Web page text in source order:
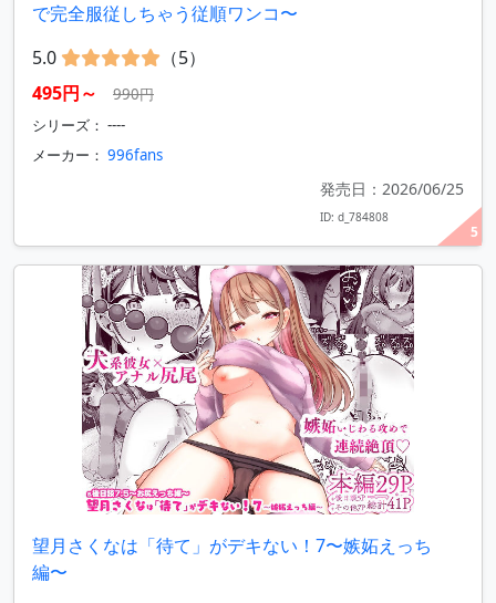
5
で完全服従しちゃう従順ワンコ〜
5.0
（5）
495円～
990円
シリーズ： ----
メーカー： 996fans
発売日：2026/06/25
ID: d_784808
望月さくなは「待て」がデキない！7〜嫉妬えっち
編〜